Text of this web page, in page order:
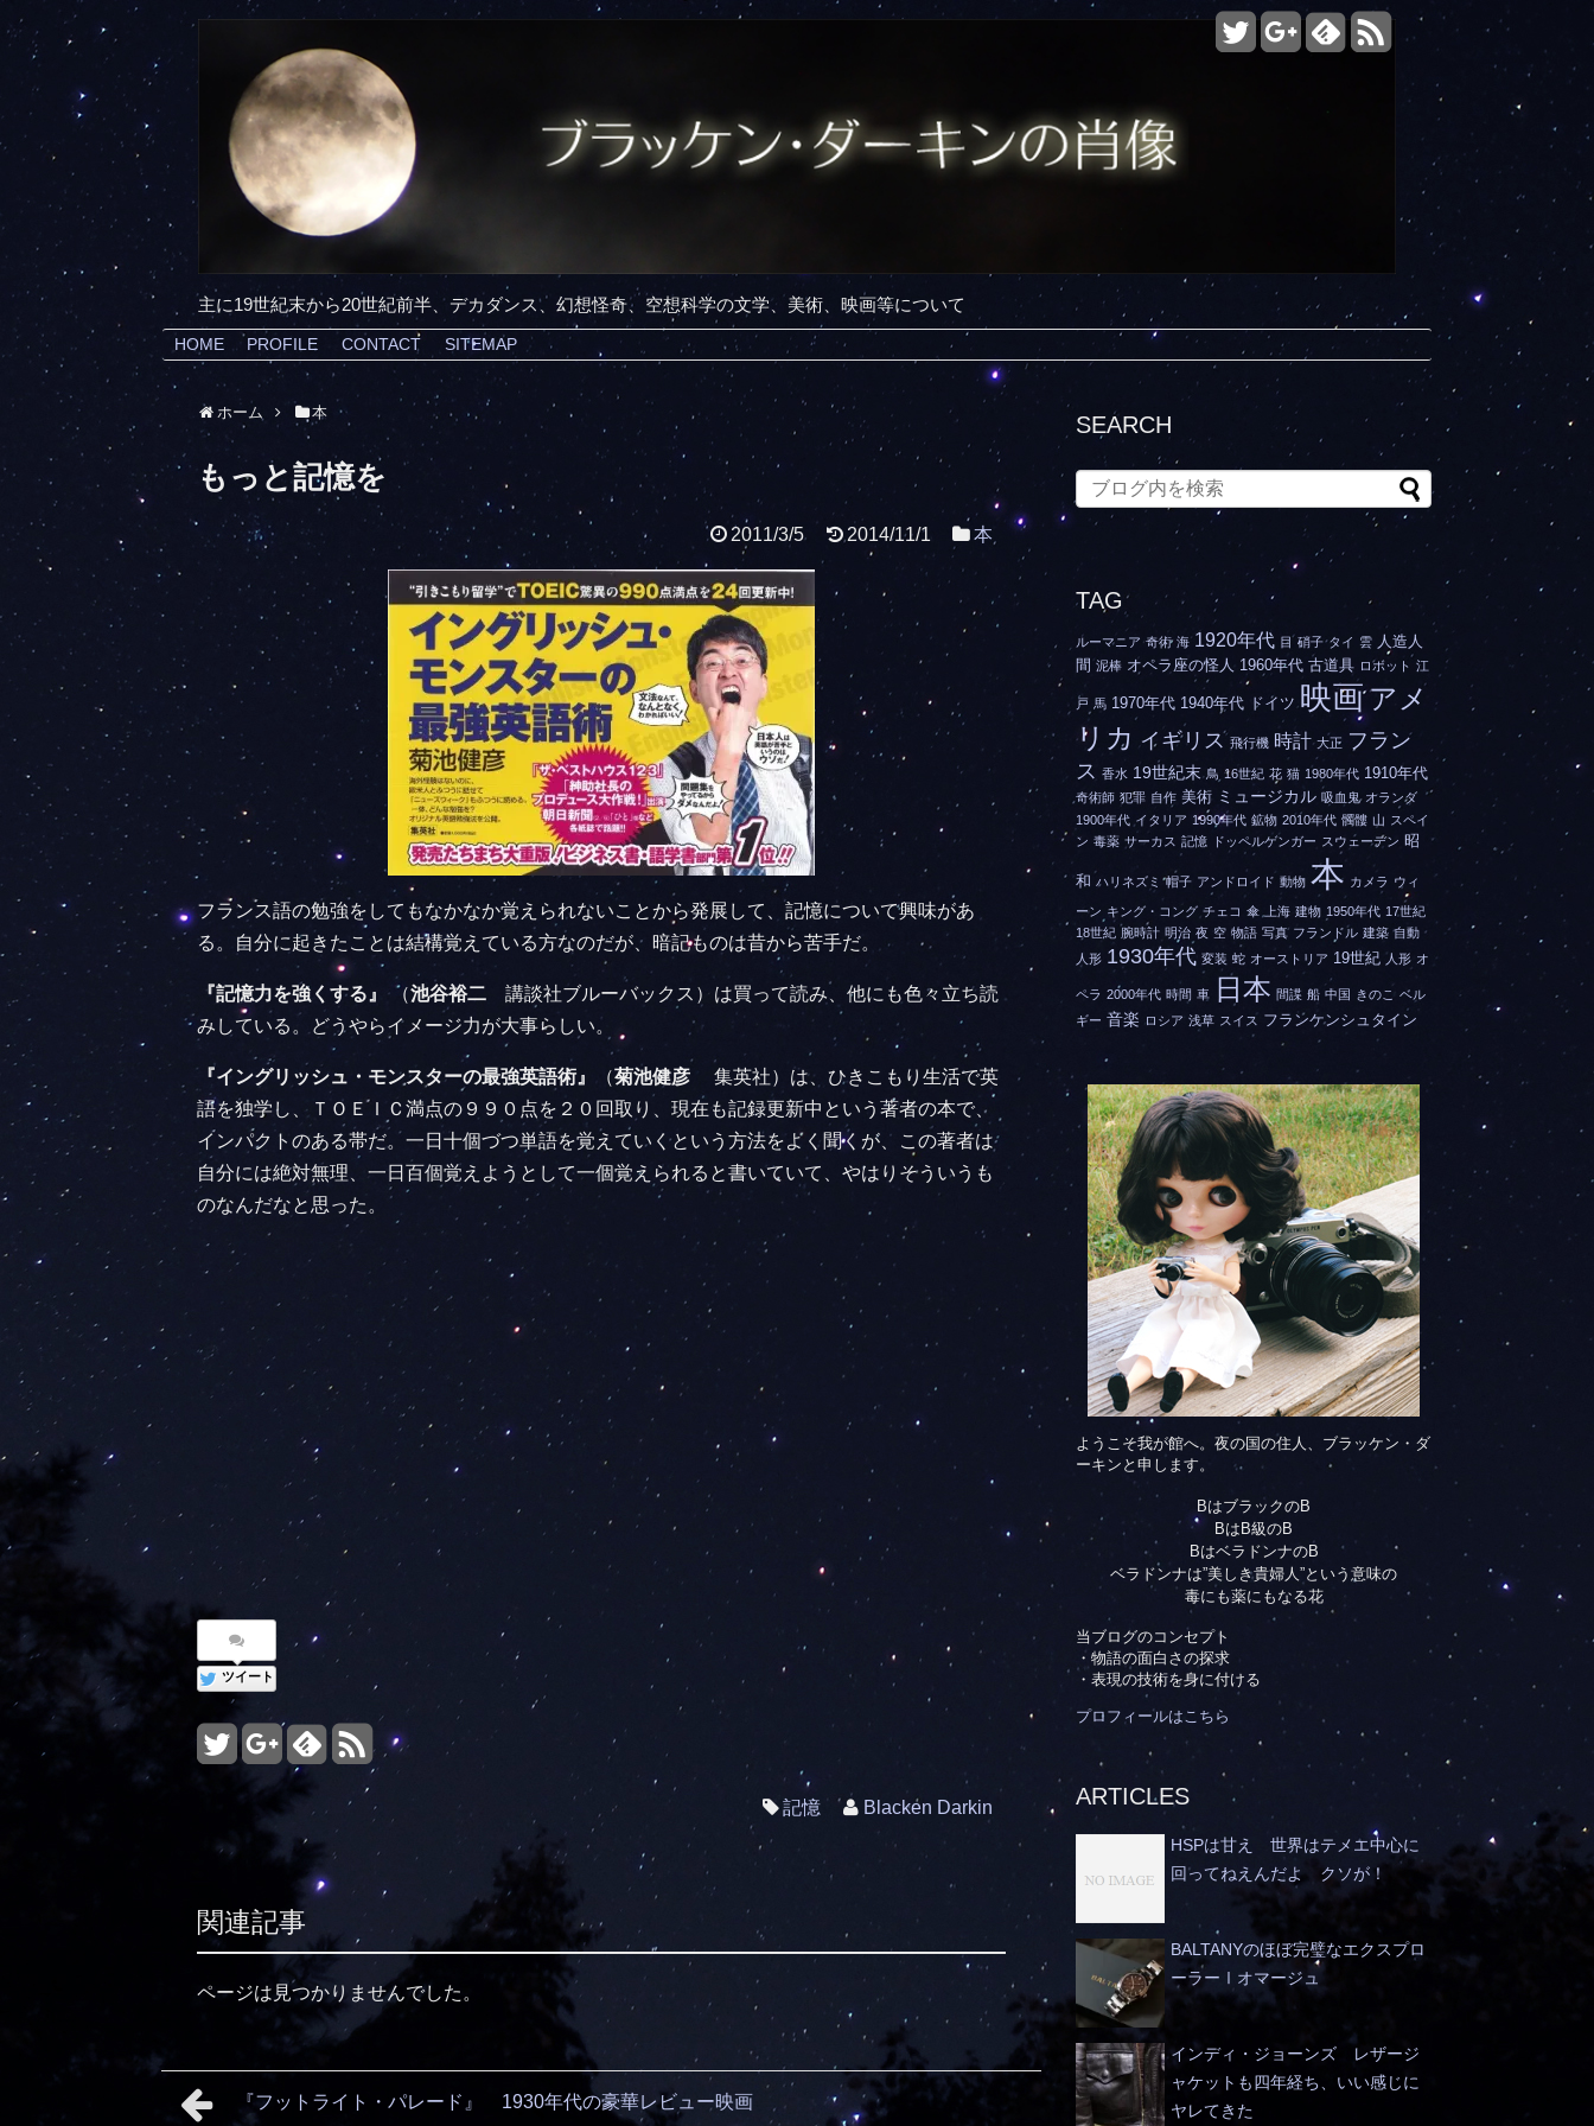
主に19世紀末から20世紀前半、デカダンス、幻想怪奇、空想科学の文学、美術、映画等について
HOME PROFILE CONTACT SITEMAP
ホーム 本
もっと記憶を
2011/3/5 2014/11/1 本
フランス語の勉強をしてもなかなか覚えられないことから発展して、記憶について興味があ
る。自分に起きたことは結構覚えている方なのだが、暗記ものは昔から苦手だ。
『記憶力を強くする』 （池谷裕二 講談社ブルーバックス）は買って読み、他にも色々立ち読
みしている。どうやらイメージ力が大事らしい。
『イングリッシュ・モンスターの最強英語術』 （菊池健彦 集英社）は、ひきこもり生活で英
語を独学し、ＴＯＥＩＣ満点の９９０点を２０回取り、現在も記録更新中という著者の本で、
インパクトのある帯だ。一日十個づつ単語を覚えていくという方法をよく聞くが、この著者は
自分には絶対無理、一日百個覚えようとして一個覚えられると書いていて、やはりそういうも
のなんだなと思った。
ツイート
記憶 Blacken Darkin
関連記事
ページは見つかりませんでした。
『フットライト・パレード』 1930年代の豪華レビュー映画
SEARCH
TAG
ルーマニア 奇術 海 1920年代 目 硝子 タイ 雲 人造人
間 泥棒 オペラ座の怪人 1960年代 古道具 ロボット 江
戸 馬 1970年代 1940年代 ドイツ 映画アメ
リカ イギリス 飛行機 時計 大正 フラン
ス 香水 19世紀末 鳥 16世紀 花 猫 1980年代 1910年代
奇術師 犯罪 自作 美術 ミュージカル 吸血鬼 オランダ
1900年代 イタリア 1990年代 鉱物 2010年代 髑髏 山 スペイ
ン 毒薬 サーカス 記憶 ドッペルゲンガー スウェーデン 昭
和 ハリネズミ 帽子 アンドロイド 動物 本 カメラ ウィ
ーン キング・コング チェコ 傘 上海 建物 1950年代 17世紀
18世紀 腕時計 明治 夜 空 物語 写真 フランドル 建築 自動
人形 1930年代 変装 蛇 オーストリア 19世紀 人形 オ
ペラ 2000年代 時間 車 日本 間諜 船 中国 きのこ ベル
ギー 音楽 ロシア 浅草 スイス フランケンシュタイン
ようこそ我が館へ。夜の国の住人、ブラッケン・ダ
ーキンと申します。
BはブラックのB
BはB級のB
BはベラドンナのB
ベラドンナは”美しき貴婦人”という意味の
毒にも薬にもなる花
当ブログのコンセプト
・物語の面白さの探求
・表現の技術を身に付ける
プロフィールはこちら
ARTICLES
HSPは甘え 世界はテメエ中心に
回ってねえんだよ クソが！
BALTANYのほぼ完璧なエクスプロ
ーラーⅠオマージュ
インディ・ジョーンズ レザージ
ャケットも四年経ち、いい感じに
ヤレてきた